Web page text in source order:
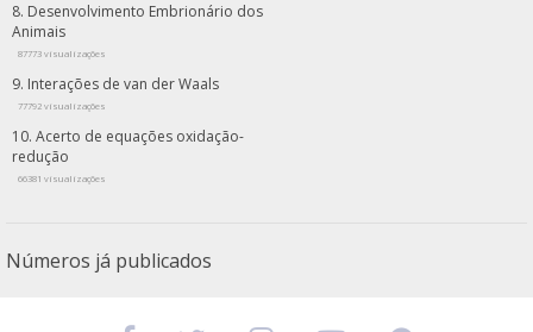
Desenvolvimento Embrionário dos
Animais
87773 visualizações
Interações de van der Waals
77792 visualizações
Acerto de equações oxidação-
redução
66381 visualizações
Números já publicados